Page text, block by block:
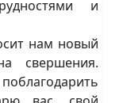
и
нам новый
свершения.